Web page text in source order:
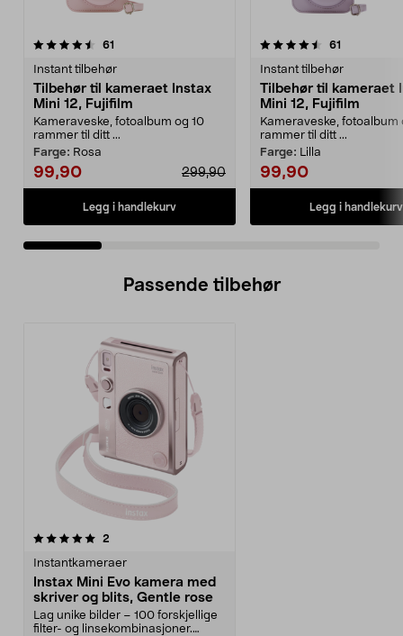
61
Instant tilbehør
Tilbehør til kameraet Instax
Mini 12, Fujifilm
Kameraveske, fotoalbum og 10
rammer til ditt ...
Farge: Rosa
99,90 299,90
Legg i handlekurv
4.5 av 5 stjerner 61
Instant tilbehør
Tilbehør til kameraet
Mini 12, Fujifilm
Kameraveske, fotoalbum
rammer til ditt ...
Farge: Lilla
99,90
Legg i handlekurv
4.5 av 5 stjerner
Passende tilbehør
2
Instantkameraer
Instax Mini Evo kamera med
skriver og blits, Gentle rose
Lag unike bilder – 100 forskjellige
filter- og linsekombinasjoner.